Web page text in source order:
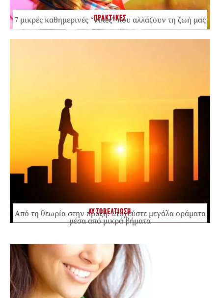
ΠΡΑΚΤΙΚΕΣ
7 μικρές καθημερινές “νίκες” που αλλάζουν τη ζωή μας
ΑΥΤΟΒΕΛΤΙΩΣΗ
Από τη θεωρία στην πράξη: Στοχεύστε μεγάλα οράματα
μέσα από μικρά βήματα